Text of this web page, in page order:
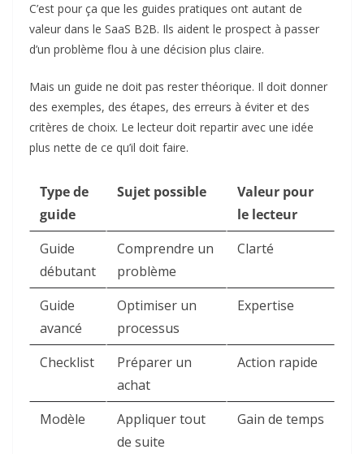
C’est pour ça que les guides pratiques ont autant de
valeur dans le SaaS B2B. Ils aident le prospect à passer
d’un problème flou à une décision plus claire.
Mais un guide ne doit pas rester théorique. Il doit donner
des exemples, des étapes, des erreurs à éviter et des
critères de choix. Le lecteur doit repartir avec une idée
plus nette de ce qu’il doit faire.
Type de
guide
Sujet possible
Valeur pour
le lecteur
Guide
débutant
Comprendre un
problème
Clarté
Guide
avancé
Optimiser un
processus
Expertise
Checklist
Préparer un
achat
Action rapide
Modèle
Appliquer tout
de suite
Gain de temps